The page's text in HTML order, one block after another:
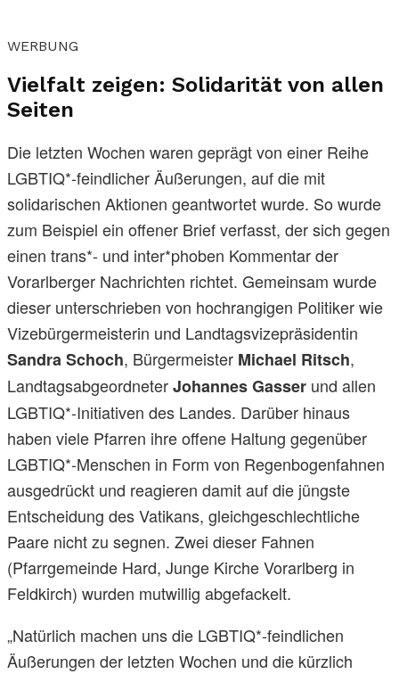
WERBUNG
Vielfalt zeigen: Solidarität von allen
Seiten
Die letzten Wochen waren geprägt von einer Reihe
LGBTIQ*-feindlicher Äußerungen, auf die mit
solidarischen Aktionen geantwortet wurde. So wurde
zum Beispiel ein offener Brief verfasst, der sich gegen
einen trans*- und inter*phoben Kommentar der
Vorarlberger Nachrichten richtet. Gemeinsam wurde
dieser unterschrieben von hochrangigen Politiker wie
Vizebürgermeisterin und Landtagsvizepräsidentin
Sandra Schoch, Bürgermeister Michael Ritsch,
LandtagsabgeordneterJohannes Gasser und allen
LGBTIQ*-Initiativen des Landes. Darüber hinaus
haben viele Pfarren ihre offene Haltung gegenüber
LGBTIQ*-Menschen in Form von Regenbogenfahnen
ausgedrückt und reagieren damit auf die jüngste
Entscheidung des Vatikans, gleichgeschlechtliche
Paare nicht zu segnen. Zwei dieser Fahnen
(Pfarrgemeinde Hard, Junge Kirche Vorarlberg in
Feldkirch) wurden mutwillig abgefackelt.
„Natürlich machen uns die LGBTIQ*-feindlichen
Äußerungen der letzten Wochen und die kürzlich